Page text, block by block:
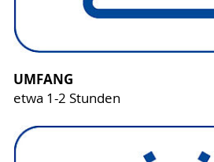
UMFANG
etwa 1-2 Stunden